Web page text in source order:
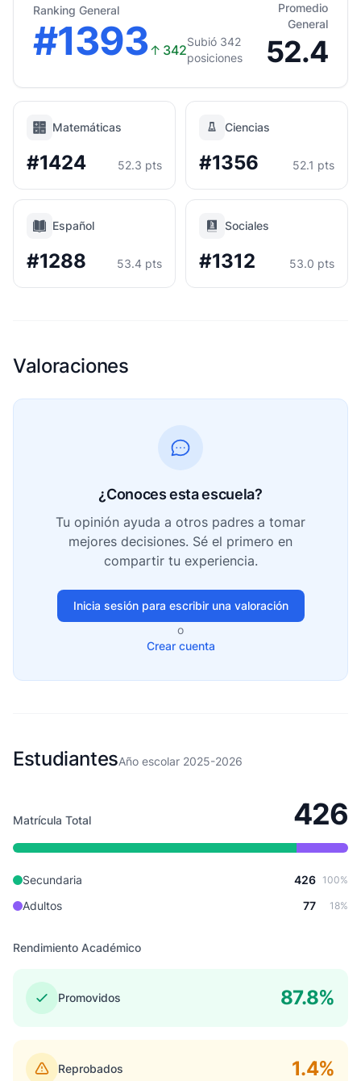
Ranking General
#1393↑ 342
Subió 342
posiciones
Promedio
General
52.4
Matemáticas
#1424 52.3 pts
Ciencias
#1356 52.1 pts
Español
#1288 53.4 pts
Sociales
#1312 53.0 pts
Valoraciones
¿Conoces esta escuela?
Tu opinión ayuda a otros padres a tomar
mejores decisiones. Sé el primero en
compartir tu experiencia.
Inicia sesión para escribir una valoración
o
Crear cuenta
EstudiantesAño escolar 2025-2026
Matrícula Total 426
Secundaria 426 100%
Adultos 77 18%
Rendimiento Académico
Promovidos 87.8%
Reprobados 1.4%